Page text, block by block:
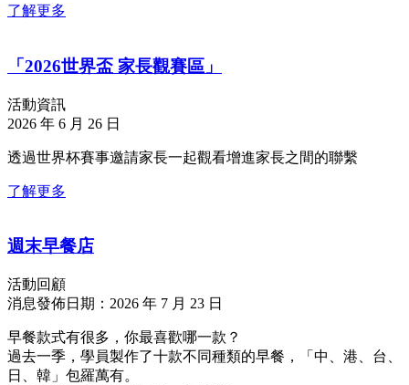
了解更多
「2026世界盃 家長觀賽區」
活動資訊
2026 年 6 月 26 日
透過世界杯賽事邀請家長一起觀看增進家長之間的聯繫
了解更多
週末早餐店
活動回顧
消息發佈日期：2026 年 7 月 23 日
早餐款式有很多，你最喜歡哪一款？
過去一季，學員製作了十款不同種類的早餐，「中、港、台、
日、韓」包羅萬有。